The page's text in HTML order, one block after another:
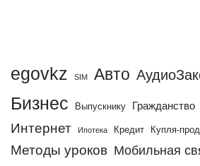
egovkz SIM Авто
Бизнес Выпускнику Гражданство
Интернет Ипотека Кредит Купля-
Методы уроков Мобильная